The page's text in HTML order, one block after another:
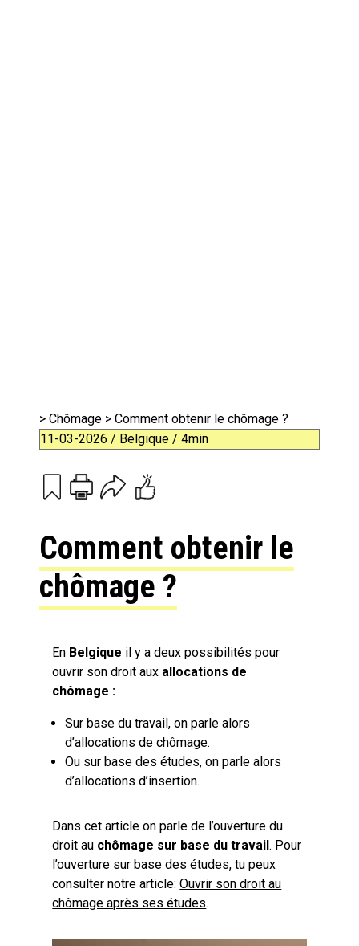
>Chômage > Comment obtenir le chômage ?
11-03-2026 / Belgique / 4min
PrintEmail
Comment obtenir le
chômage ?
En Belgique il y a deux possibilités pour
ouvrir son droit aux allocations de
chômage :
Sur base du travail, on parle alors
d’allocations de chômage.
Ou sur base des études, on parle alors
d’allocations d’insertion.
Dans cet article on parle de l’ouverture du
droit au chômage sur base du travail. Pour
l’ouverture sur base des études, tu peux
consulter notre article:Ouvrir son droit au
chômage après ses études.